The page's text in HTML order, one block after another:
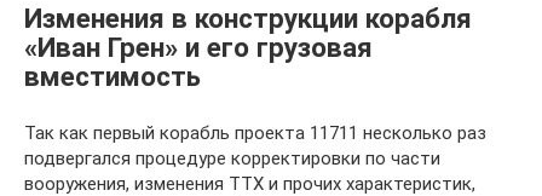
Изменения в конструкции корабля
«Иван Грен» и его грузовая
вместимость
Так как первый корабль проекта 11711 несколько раз
подвергался процедуре корректировки по части
вооружения, изменения ТТХ и прочих характеристик,